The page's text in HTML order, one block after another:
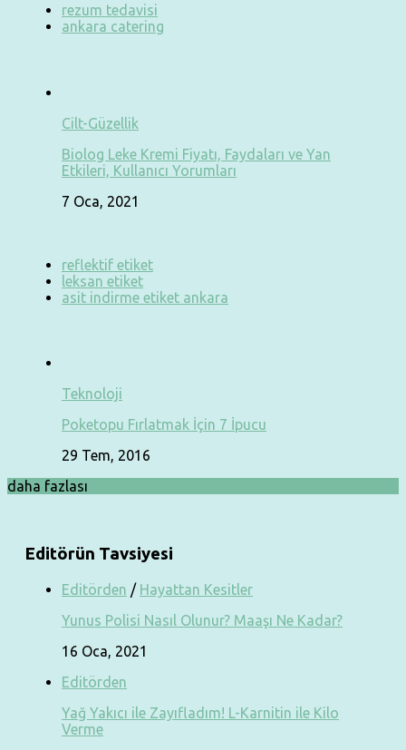
rezum tedavisi
ankara catering
Cilt-Güzellik
Biolog Leke Kremi Fiyatı, Faydaları ve Yan
Etkileri, Kullanıcı Yorumları
7 Oca, 2021
reflektif etiket
leksan etiket
asit indirme etiket ankara
Teknoloji
Poketopu Fırlatmak İçin 7 İpucu
29 Tem, 2016
daha fazlası
Editörün Tavsiyesi
Editörden / Hayattan Kesitler
Yunus Polisi Nasıl Olunur? Maaşı Ne Kadar?
16 Oca, 2021
Editörden
Yağ Yakıcı ile Zayıfladım! L-Karnitin ile Kilo
Verme